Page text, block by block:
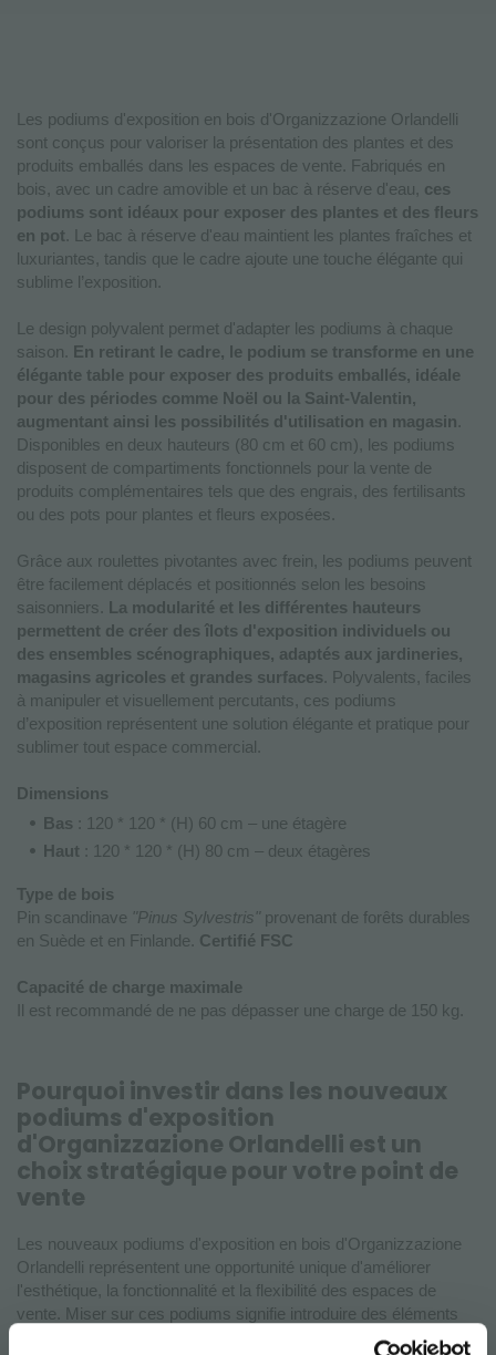
Les podiums d'exposition en bois d'Organizzazione Orlandelli
sont conçus pour valoriser la présentation des plantes et des
produits emballés dans les espaces de vente. Fabriqués en
bois, avec un cadre amovible et un bac à réserve d'eau, ces
podiums sont idéaux pour exposer des plantes et des fleurs
en pot . Le bac à réserve d'eau maintient les plantes fraîches et
luxuriantes, tandis que le cadre ajoute une touche élégante qui
sublime l’exposition.
Le design polyvalent permet d'adapter les podiums à chaque
saison.
En retirant le cadre, le podium se transforme en une
élégante table pour exposer des produits emballés, idéale
pour des périodes comme Noël ou la Saint-Valentin,
augmentant ainsi les possibilités d'utilisation en magasin
Disponibles en deux hauteurs (80 cm et 60 cm), les podiums
disposent de compartiments fonctionnels pour la vente de
produits complémentaires tels que des engrais, des fertilisants
ou des pots pour plantes et fleurs exposées.
Grâce aux roulettes pivotantes avec frein, les podiums peuvent
être facilement déplacés et positionnés selon les besoins
saisonniers.
La modularité et les différentes hauteurs
permettent de créer des îlots d'exposition individuels ou
des ensembles scénographiques, adaptés aux jardineries,
magasins agricoles et grandes surfaces . Polyvalents, faciles
à manipuler et visuellement percutants, ces podiums
d’exposition représentent une solution élégante et pratique pour
sublimer tout espace commercial.
Dimensions
Bas : 120 * 120 * (H) 60 cm – une étagère
Haut : 120 * 120 * (H) 80 cm – deux étagères
Type de bois
Pin scandinave "Pinus Sylvestris" provenant de forêts durables
en Suède et en Finlande. Certifié FSC
Capacité de charge maximale
Il est recommandé de ne pas dépasser une charge de 150 kg.
Pourquoi investir dans les nouveaux
podiums d'exposition
d'Organizzazione Orlandelli est un
choix stratégique pour votre point de
vente
Les nouveaux podiums d'exposition en bois d'Organizzazione
Orlandelli représentent une opportunité unique d'améliorer
l'esthétique, la fonctionnalité et la flexibilité des espaces de
vente. Miser sur ces podiums signifie introduire des éléments
d'ameublement qui, en plus de valoriser les produits, facilitent